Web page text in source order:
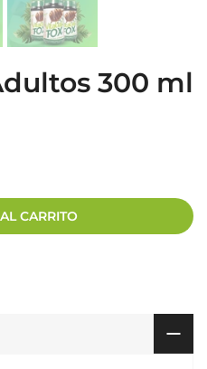
300 ml
CARRITO